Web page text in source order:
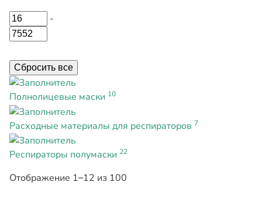
-
Сбросить все
Полнолицевые маски 10
Расходные материалы для респираторов 7
Респираторы полумаски 22
Отображение 1–12 из 100